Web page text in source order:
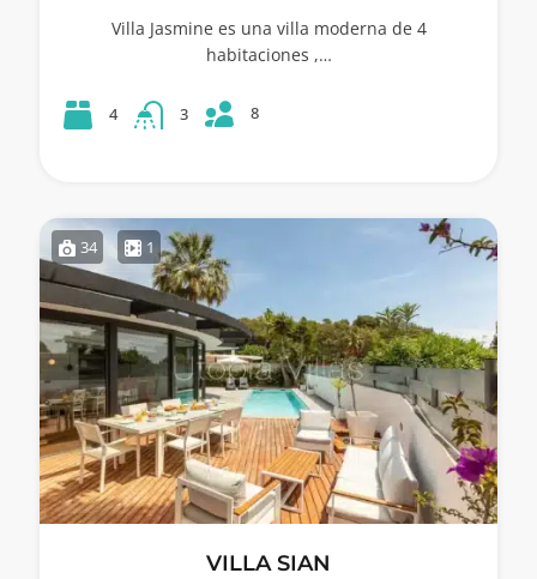
Villa Jasmine es una villa moderna de 4
habitaciones ,…
4 3 8
34 1
VILLA SIAN